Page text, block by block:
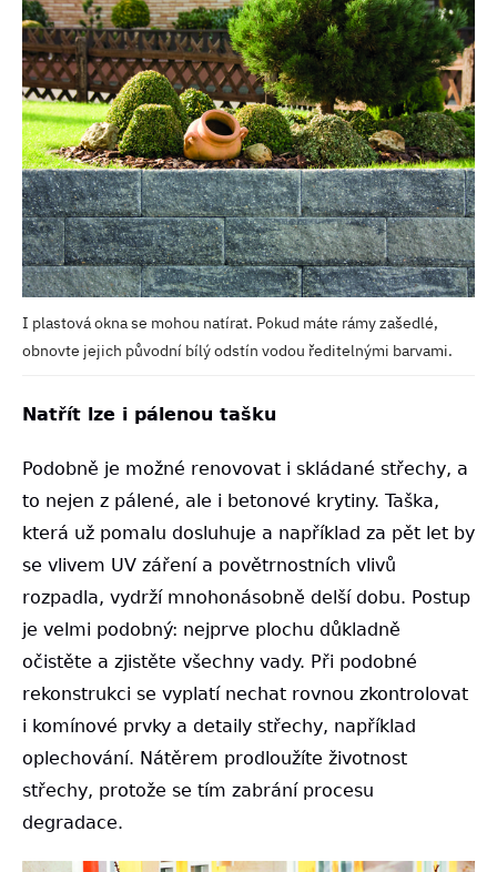
I plastová okna se mohou natírat. Pokud máte rámy zašedlé,
obnovte jejich původní bílý odstín vodou ředitelnými barvami.
Natřít lze i pálenou tašku
Podobně je možné renovovat i skládané střechy, a
to nejen z pálené, ale i betonové krytiny. Taška,
která už pomalu dosluhuje a například za pět let by
se vlivem UV záření a povětrnostních vlivů
rozpadla, vydrží mnohonásobně delší dobu. Postup
je velmi podobný: nejprve plochu důkladně
očistěte a zjistěte všechny vady. Při podobné
rekonstrukci se vyplatí nechat rovnou zkontrolovat
i komínové prvky a detaily střechy, například
oplechování. Nátěrem prodloužíte životnost
střechy, protože se tím zabrání procesu
degradace.